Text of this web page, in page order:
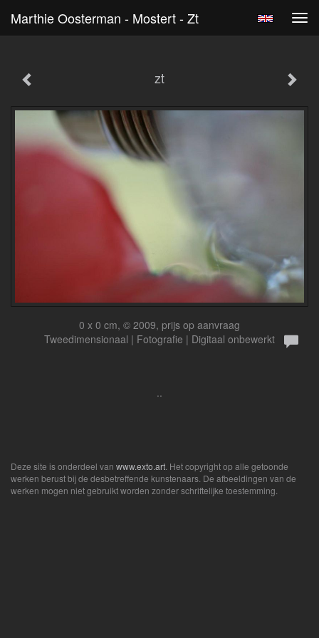
Marthie Oosterman - Mostert - Zt
zt
0 x 0 cm, © 2009, prijs op aanvraag
Tweedimensionaal | Fotografie | Digitaal onbewerkt
..
Deze site is onderdeel van www.exto.art. Het copyright op alle getoonde
werken berust bij de desbetreffende kunstenaars. De afbeeldingen van de
werken mogen niet gebruikt worden zonder schriftelijke toestemming.